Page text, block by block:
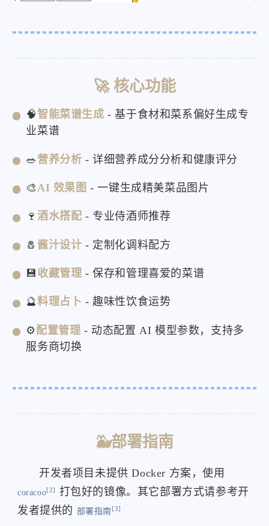
🚀 核心功能
🧠 智能菜谱生成 - 基于食材和菜系偏好生成专
业菜谱
🥗 营养分析 - 详细营养成分分析和健康评分
🎨 AI 效果图 - 一键生成精美菜品图片
🍷 酒水搭配 - 专业侍酒师推荐
🧂 酱汁设计 - 定制化调料配方
💾 收藏管理 - 保存和管理喜爱的菜谱
🔮料理占卜 - 趣味性饮食运势
⚙️配置管理 - 动态配置 AI 模型参数，支持多
服务商切换
🐳部署指南
开发者项目未提供 Docker 方案，使用
coracoo[2]
打包好的镜像。其它部署方式请参考开
发者提供的 部署指南[3]